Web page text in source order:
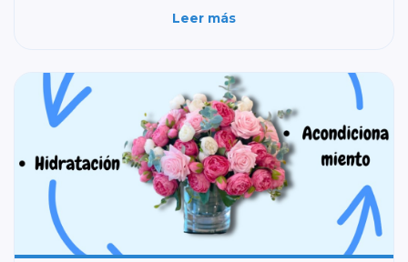
Leer más